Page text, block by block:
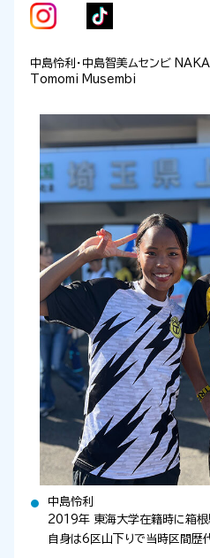
中島怜利・中島智美ムセンビ
Tomomi Musembi
中島怜利
2019年 東海大学在籍時に箱
自身は6区山下りで当時区間歴